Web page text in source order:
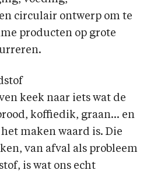
circulair ontwerp om te
producten op grote
keek naar iets wat de
koffiedik, graan… en
maken waard is. Die
van afval als probleem
is wat ons echt